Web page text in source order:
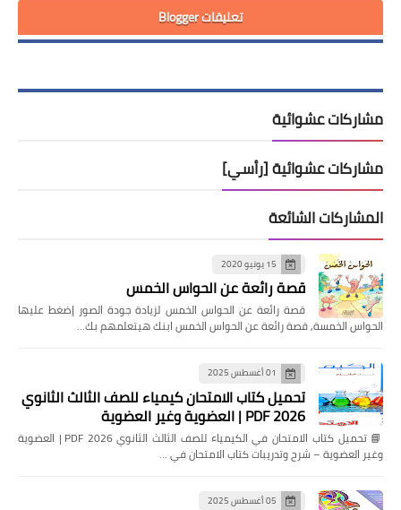
تعليقات Blogger
مشاركات عشوائية
مشاركات عشوائية [رأسي]
المشاركات الشائعة
15 يونيو 2020
قصة رائعة عن الحواس الخمس
قصة رائعة عن الحواس الخمس لزيادة جودة الصور إضغط عليها
الحواس الخمسة, قصة رائعة عن الحواس الخمس ابنك هيتعلمهم بك…
01 أغسطس 2025
تحميل كتاب الامتحان كيمياء للصف الثالث الثانوي
2026 PDF | العضوية وغير العضوية
📘 تحميل كتاب الامتحان في الكيمياء للصف الثالث الثانوي 2026 PDF | العضوية
وغير العضوية – شرح وتدريبات كتاب الامتحان في …
05 أغسطس 2025